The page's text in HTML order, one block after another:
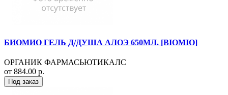
БИОМИО ГЕЛЬ Д/ДУША АЛОЭ 650МЛ. [BIOMIO]
ОРГАНИК ФАРМАСЬЮТИКАЛС
от 884.00 р.
Под заказ